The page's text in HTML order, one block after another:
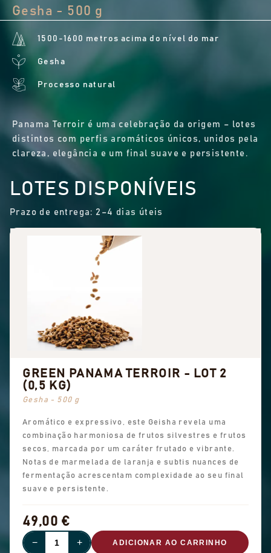
Gesha - 500 g
1500-1600 metros acima do nível do mar
Gesha
Processo natural
Panama Terroir é uma celebração da origem – lotes
distintos com perfis aromáticos únicos, unidos pela
clareza, elegância e um final suave e persistente.
LOTES DISPONÍVEIS
Prazo de entrega: 2–4 dias úteis
GREEN PANAMA TERROIR - LOT 2
(0,5 KG)
Gesha - 500 g
Aromático e expressivo, este Geisha revela uma
combinação harmoniosa de frutos silvestres e frutos
secos, marcada por um caráter frutado e vibrante.
Notas de marmelada de laranja e subtis nuances de
fermentação acrescentam complexidade ao seu final
suave e persistente.
49,00 €
− + ADICIONAR AO CARRINHO